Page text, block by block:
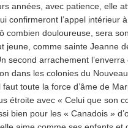
années, avec patience, elle
confirmeront l’appel intérieur
combien douloureuse, sera
jeune, comme sainte Jeanne
second arrachement
dans les colonies du
toute la force d’âme de
étroite avec « Celui que son
bien pour les « Canadois »